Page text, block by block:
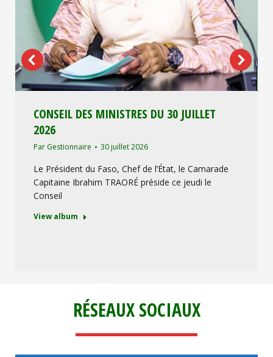
CONSEIL DES MINISTRES DU 30 JUILLET
2026
Par Gestionnaire 30 juillet 2026
Le Président du Faso, Chef de l’État, le Camarade
Capitaine Ibrahim TRAORÉ préside ce jeudi le
Conseil
View album
RÉSEAUX SOCIAUX